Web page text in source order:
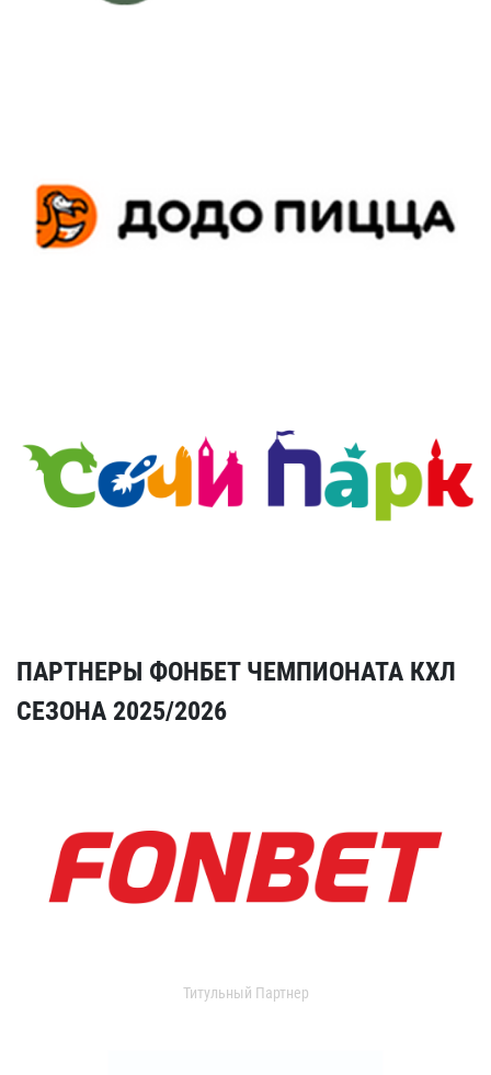
ПАРТНЕРЫ ФОНБЕТ ЧЕМПИОНАТА КХЛ
СЕЗОНА 2025/2026
Титульный Партнер